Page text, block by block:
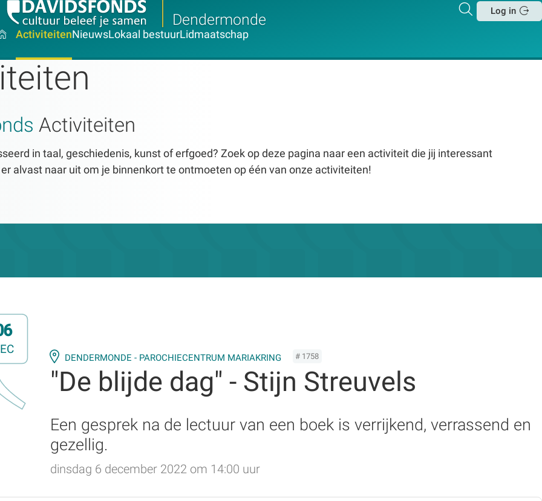
Dendermonde
Zoeken
Log in
ActiviteitenNieuwsLokaal bestuurLidmaatschap
Activiteiten
in taal, geschiedenis, kunst of erfgoed? Zoek op deze pagina naar een activiteit die jij interessant
alvast naar uit om je binnenkort te ontmoeten op één van onze activiteiten!
DENDERMONDE - PAROCHIECENTRUM MARIAKRING # 1758
"De blijde dag" - Stijn Streuvels
Een gesprek na de lectuur van een boek is verrijkend, verrassend en
gezellig.
dinsdag 6 december 2022 om 14:00 uur